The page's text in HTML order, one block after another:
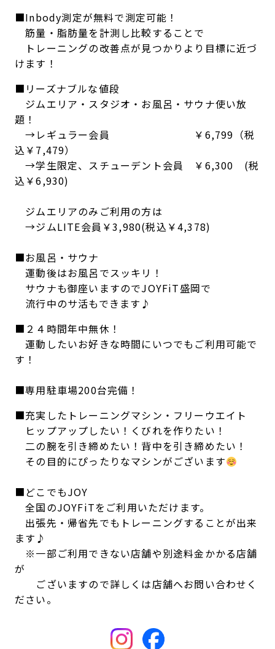
■Inbody測定が無料で測定可能！
筋量・脂肪量を計測し比較することで
トレーニングの改善点が見つかりより目標に近づ
けます！
■リーズナブルな値段
ジムエリア・スタジオ・お風呂・サウナ使い放
題！
→レギュラー会員 ￥6,799（税
込￥7,479）
→学生限定、スチューデント会員 ￥6,300 (税
込￥6,930)
ジムエリアのみご利用の方は
→ジムLITE会員￥3,980(税込￥4,378)
■お風呂・サウナ
運動後はお風呂でスッキリ！
サウナも御座いますのでJOYFiT盛岡で
流行中のサ活もできます♪
■２４時間年中無休！
運動したいお好きな時間にいつでもご利用可能で
す！
■専用駐車場200台完備！
■充実したトレーニングマシン・フリーウエイト
ヒップアップしたい！くびれを作りたい！
二の腕を引き締めたい！背中を引き締めたい！
その目的にぴったりなマシンがございます
■どこでもJOY
全国のJOYFiTをご利用いただけます。
出張先・帰省先でもトレーニングすることが出来
ます♪
※一部ご利用できない店舗や別途料金かかる店舗
が
ございますので詳しくは店舗へお問い合わせく
ださい。